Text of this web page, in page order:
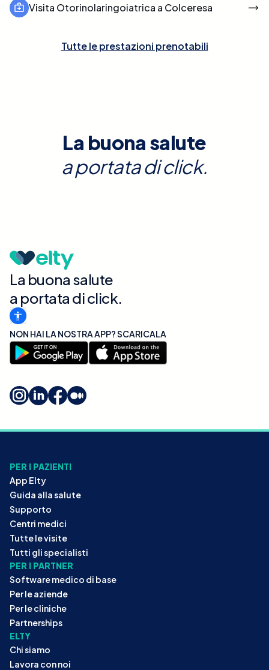
Visita Otorinolaringoiatrica a Colceresa
Tutte le prestazioni prenotabili
La buona salute
a portata di click.
La buona salute
a portata di click.
NON HAI LA NOSTRA APP? SCARICALA
PER I PAZIENTI
App Elty
Guida alla salute
Supporto
Centri medici
Tutte le visite
Tutti gli specialisti
PER I PARTNER
Software medico di base
Per le aziende
Per le cliniche
Partnerships
ELTY
Chi siamo
Lavora con noi